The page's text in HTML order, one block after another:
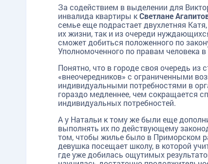
За содействием в выделении для
инвалида квартиры кСветлане
семье еще подрастает двухлетняя
их жизни, так и из очереди
сможет добиться положенного по
Уполномоченного по правам человека в
Понятно, что в городе своя очередь
«внеочередников» с ограниченными
индивидуальными потребностями в
гораздо медленнее, чем сокращается
индивидуальных потребностей.
А у Натальи к тому же были еще
выполнять их по действующему
том, чтобы жилье было в Приморском
девушка посещает школу, в которой
где уже добилась ощутимых